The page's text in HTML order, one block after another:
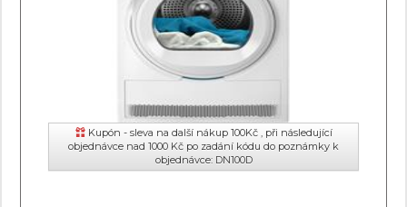
Kupón - sleva na další nákup 100Kč , při následující
objednávce nad 1000 Kč po zadání kódu do poznámky k
objednávce: DN100D